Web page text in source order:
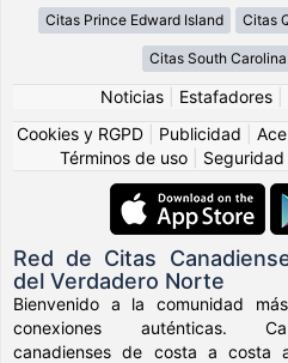
Citas Prince Edward Island Citas
Citas South Carolina
Noticias Estafadores
Cookies y RGPD
Publicidad
Términos de uso
Red de Citas
del Verdadero Norte
Bienvenido a la comunidad
conexiones auténticas.
canadienses de costa a costa